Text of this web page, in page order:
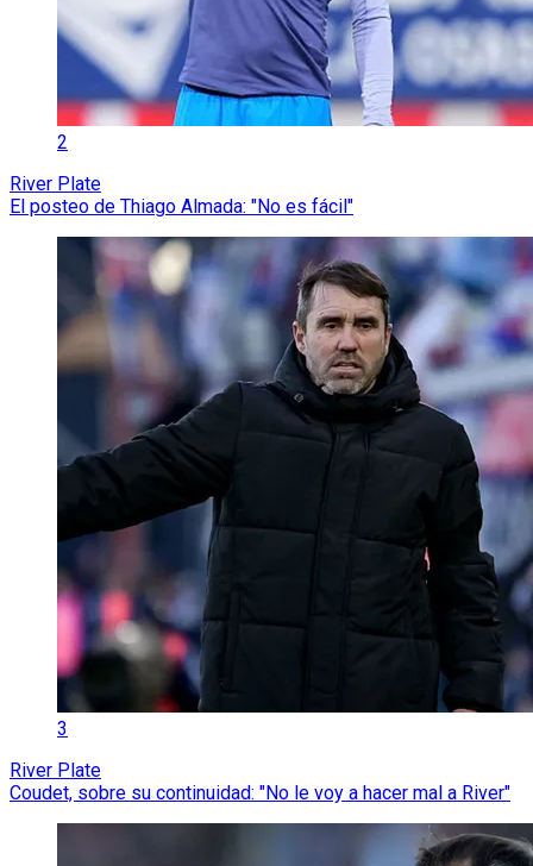
2
River Plate
El posteo de Thiago Almada: "No es fácil"
3
River Plate
Coudet, sobre su continuidad: "No le voy a hacer mal a River"